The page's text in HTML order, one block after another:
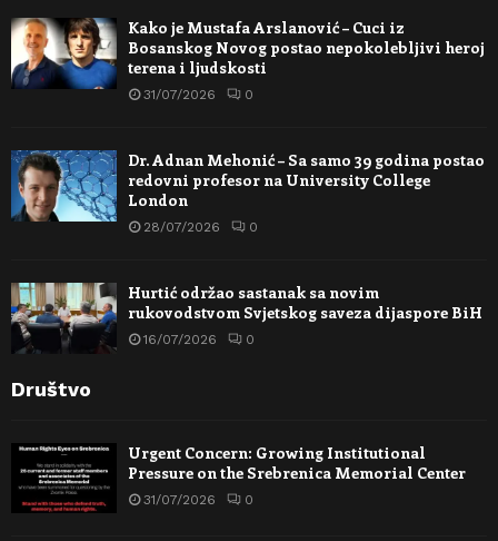
Kako je Mustafa Arslanović – Cuci iz
Bosanskog Novog postao nepokolebljivi heroj
terena i ljudskosti
31/07/2026 0
Dr. Adnan Mehonić – Sa samo 39 godina postao
redovni profesor na University College
London
28/07/2026 0
Hurtić održao sastanak sa novim
rukovodstvom Svjetskog saveza dijaspore BiH
16/07/2026 0
Društvo
Urgent Concern: Growing Institutional
Pressure on the Srebrenica Memorial Center
31/07/2026 0